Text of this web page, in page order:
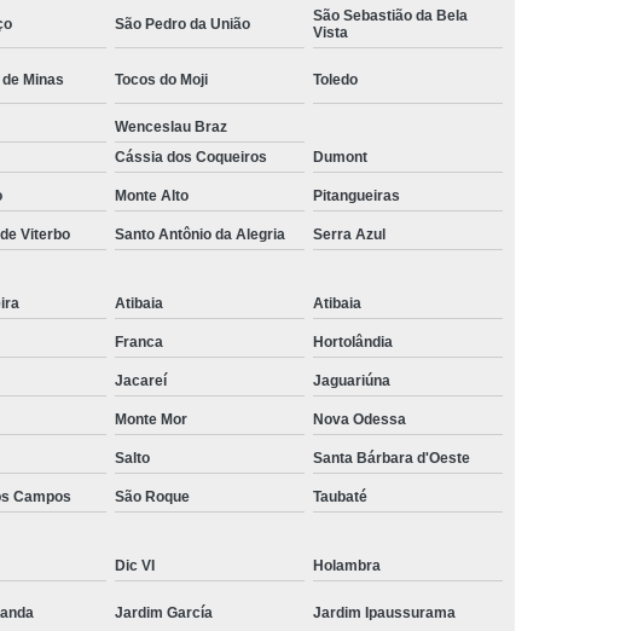
Fábrica de Camisa Social Masculina
Homem
Loja de Fábrica Camisa Social
Loja de Moda Masculina Online
Loja Moda Masculina
Loja Moda Masculina Executivo
Masculina Social
Loja Virtual Moda Masculina
Atual Masculina
Moda Básica Masculina
Camisa Social
Moda Masculina Esporte Fino
Masculina Social
Moda Plus Size Masculina
Masculinas
Roupas Estilosas Masculinas
da Moda
Roupas Masculinas Esporte Fino
Roupas Masculinas na Moda
Roupas Masculinas para Revenda
São Pedro da União
São Sebastião da Bela
Vista
Minas Tocos do Moji Toledo
Wenceslau Braz
Cássia dos Coqueiros Dumont
Monte Alto Pitangueiras
Viterbo Santo Antônio da Alegria Serra Azul
Atibaia Atibaia
Franca Hortolândia
Jacareí Jaguariúna
Monte Mor Nova Odessa
Salto Santa Bárbara d'Oeste
Campos São Roque Taubaté
Dic VI Holambra
Jardim García Jardim Ipaussurama